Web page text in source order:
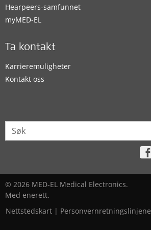
Hearpeers-samfunnet
myMED‑EL
Ta kontakt
Karrieremuligheter
Kontakt oss
© 2026 MED-EL Medical Electronics.
Med enerett.
Nettstedskart | Personvernretningslinjene